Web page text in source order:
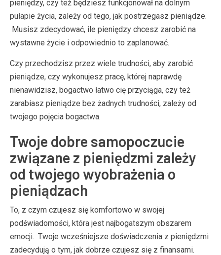
pieniędzy, czy też będziesz funkcjonował na dolnym
pułapie życia, zależy od tego, jak postrzegasz pieniądze.
Musisz zdecydować, ile pieniędzy chcesz zarobić na
wystawne życie i odpowiednio to zaplanować.
Czy przechodzisz przez wiele trudności, aby zarobić
pieniądze, czy wykonujesz pracę, której naprawdę
nienawidzisz, bogactwo łatwo cię przyciąga, czy też
zarabiasz pieniądze bez żadnych trudności, zależy od
twojego pojęcia bogactwa.
Twoje dobre samopoczucie
związane z pieniędzmi zależy
od twojego wyobrażenia o
pieniądzach
To, z czym czujesz się komfortowo w swojej
podświadomości, która jest najbogatszym obszarem
emocji. Twoje wcześniejsze doświadczenia z pieniędzmi
zadecydują o tym, jak dobrze czujesz się z finansami.